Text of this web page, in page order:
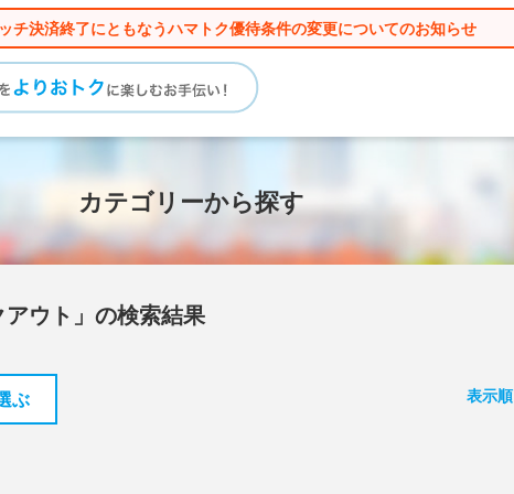
チ決済終了にともなうハマトク優待条件の変更についてのお知らせ
カテゴリーから探す
アウト」の検索結果
ぶ 表示順